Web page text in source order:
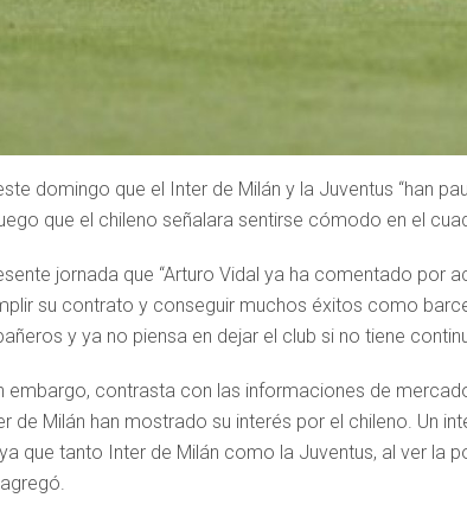
domingo que el Inter de Milán y la Juventus “han
que el chileno señalara sentirse cómodo en el
jornada que “Arturo Vidal ya ha comentado por
su contrato y conseguir muchos éxitos como
y ya no piensa en dejar el club si no tiene
embargo, contrasta con las informaciones de
de Milán han mostrado su interés por el chileno. Un
que tanto Inter de Milán como la Juventus, al ver la